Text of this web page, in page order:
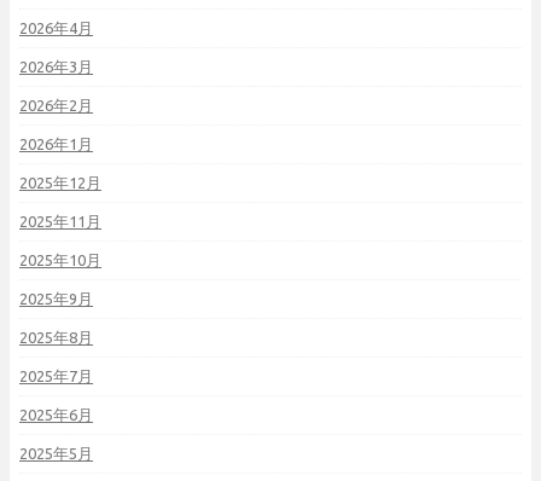
2026年4月
2026年3月
2026年2月
2026年1月
2025年12月
2025年11月
2025年10月
2025年9月
2025年8月
2025年7月
2025年6月
2025年5月